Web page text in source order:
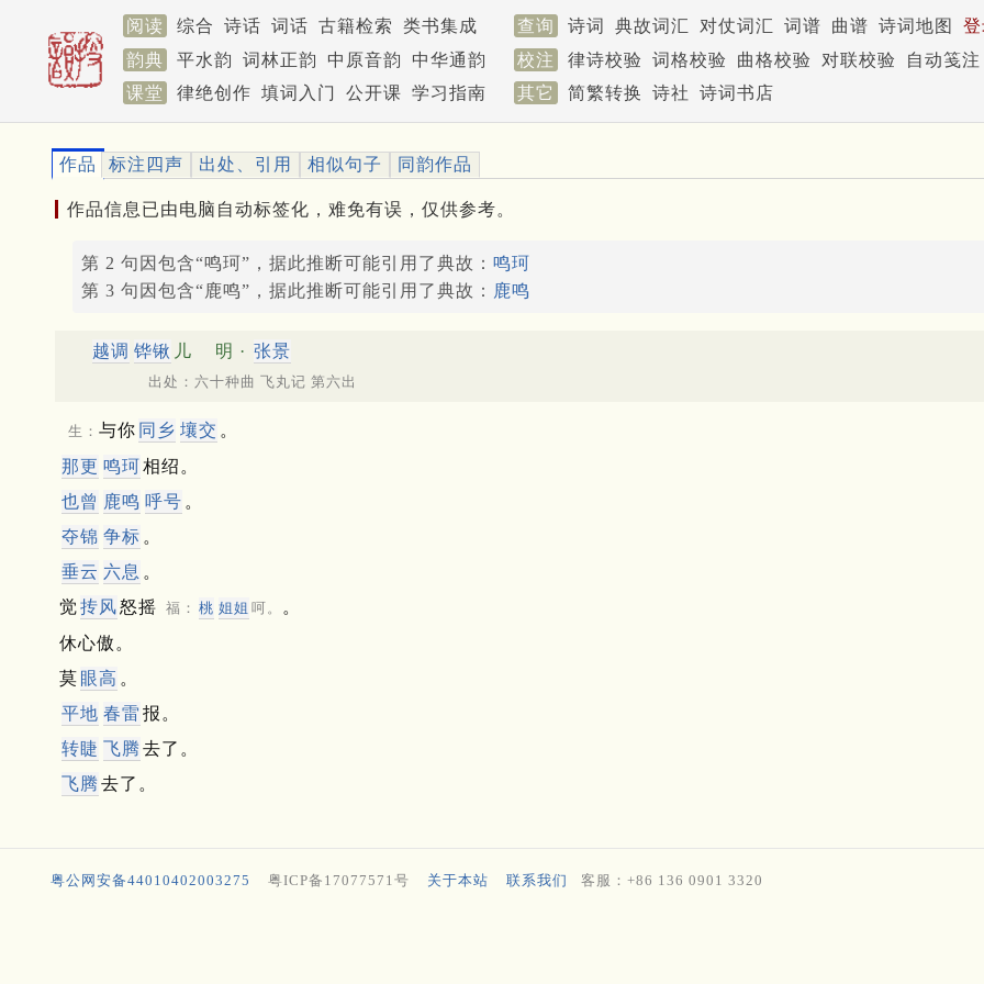
阅读 综合 诗话 词话 古籍检索 类书集成 查询 诗词 典故词汇 对仗词汇 词谱 曲谱 诗词地图
韵典
平水韵 词林正韵 中原音韵 中华通韵 校注 律诗校验 词格校验 曲格校验 对联校验
自动笺注
课堂
律绝创作 填词入门 公开课 学习指南 其它 简繁转换 诗社 诗词书店
作品 标注四声 出处、引用 相似句子 同韵作品
作品信息已由电脑自动标签化，难免有误，仅供参考。
第 2 句因包含“鸣珂”，据此推断可能引用了典故： 鸣珂
第 3 句因包含“鹿鸣”，据此推断可能引用了典故： 鹿鸣
越调 铧锹 儿 明 · 张景
出处：六十种曲 飞丸记 第六出
生： 与你 同乡 壤交 。
那更 鸣珂相绍。
也曾 鹿鸣 呼号 。
夺锦 争标 。
垂云 六息 。
觉抟风怒摇 福： 桃 姐姐 呵。
。
休心傲。
莫 眼高 。
平地 春雷 报。
转睫 飞腾去了。
飞腾去了。
粤公网安备44010402003275 粤ICP备17077571号 关于本站 联系我们 客服：+86 136 0901 3320